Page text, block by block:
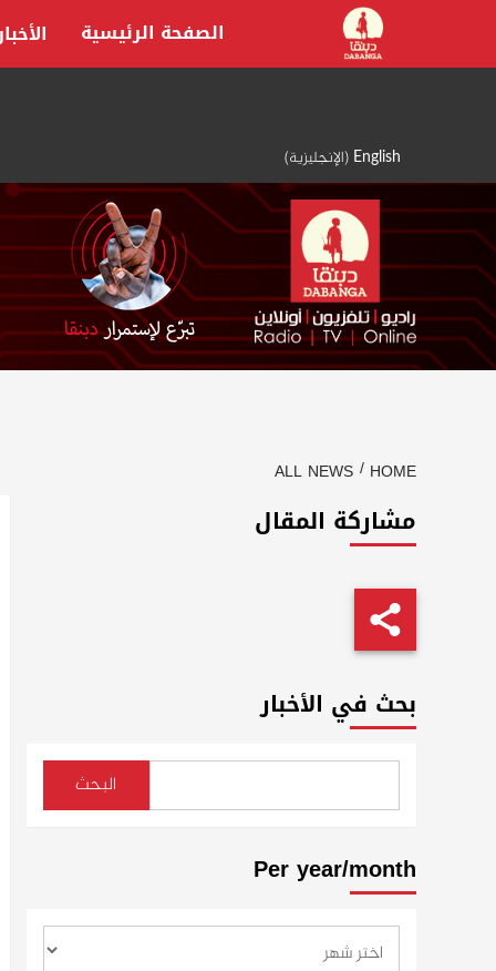
content
English
(الإنجليزية)
الصفحة الرئيسية
HOME
ALL NEWS
مشاركة المقال
بحث في الأخبار
البحث
Per year/month